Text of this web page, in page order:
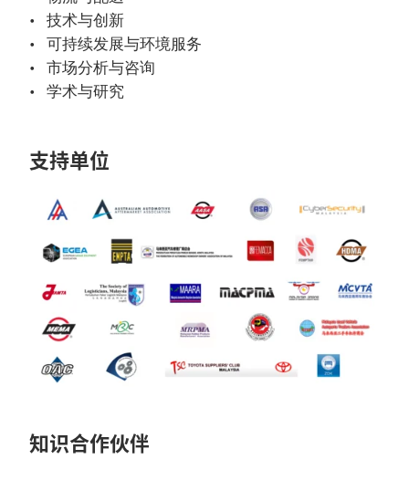
技术与创新
可持续发展与环境服务
市场分析与咨询
学术与研究
支持单位
知识合作伙伴